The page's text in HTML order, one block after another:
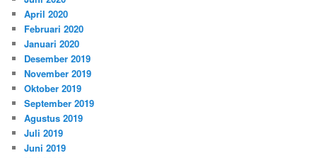
April 2020
Februari 2020
Januari 2020
Desember 2019
November 2019
Oktober 2019
September 2019
Agustus 2019
Juli 2019
Juni 2019